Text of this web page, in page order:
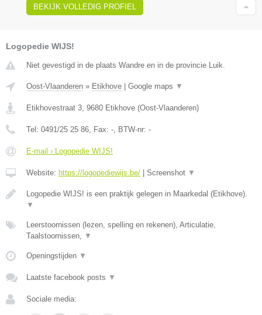
BEKIJK VOLLEDIG PROFIEL
Logopedie WIJS!
Niet gevestigd in de plaats Wandre en in de provincie Luik.
Oost-Vlaanderen » Etikhove Google maps ▼
Etikhovestraat 3, 9680 Etikhove (Oost-Vlaanderen)
Tel: 0491/25 25 86, Fax: -, BTW-nr: -
E-mail › Logopedie WIJS!
Website: https://logopediewijs.be/ Screenshot ▼
Logopedie WIJS! is een praktijk gelegen in Maarkedal (Etikhove).
▼
Leerstoornissen (lezen, spelling en rekenen), Articulatie,
Taalstoornissen, ▼
Openingstijden ▼
Laatste facebook posts ▼
Sociale media: